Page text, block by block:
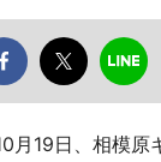
19日、相模原